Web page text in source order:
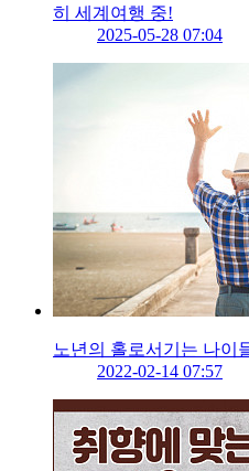
히 세계여행 중!
2025-05-28 07:04
노년의 홀로서기는 나이
2022-02-14 07:57